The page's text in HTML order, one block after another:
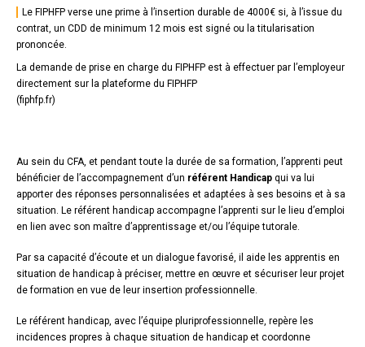
Le FIPHFP verse une prime à l’insertion durable de 4000€ si, à l’issue du
contrat, un CDD de minimum 12 mois est signé ou la titularisation
prononcée.
La demande de prise en charge du FIPHFP est à effectuer par l’employeur
directement sur la plateforme du FIPHFP
(fiphfp.fr)
Texte
Au sein du CFA, et pendant toute la durée de sa formation, l’apprenti peut
bénéficier de l’accompagnement d’un référent Handicap qui va lui
apporter des réponses personnalisées et adaptées à ses besoins et à sa
situation. Le référent handicap accompagne l’apprenti sur le lieu d’emploi
en lien avec son maître d’apprentissage et/ou l’équipe tutorale.
Par sa capacité d’écoute et un dialogue favorisé, il aide les apprentis en
situation de handicap à préciser, mettre en œuvre et sécuriser leur projet
de formation en vue de leur insertion professionnelle.
Le référent handicap, avec l’équipe pluriprofessionnelle, repère les
incidences propres à chaque situation de handicap et coordonne